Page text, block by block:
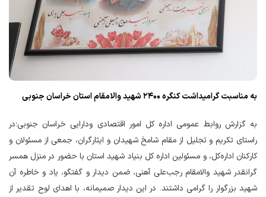
به مناسبت گرامیداشت کنگره ۲۴۰۰ شهید والامقام استان خراسان جنوبی
به گزارش روابط عمومی اداره کل امور اقتصادی ودارایی خراسان جنوبی؛در
راستای تکریم و تجلیل از مقام شامخ شهیدان و ایثارگران، جمعی از مسئولان و
کارکنان اداره‌کل، و مسئولین اداره کل بنیاد شهید استان با حضور در منزل همسر
گرانقدر شهید والامقام رجب‌علی آهنی، ضمن دیدار و گفتگو، یاد و خاطره آن
شهید بزرگوار را گرامی داشتند. در این دیدار صمیمانه، با اهدای لوح تقدیر از